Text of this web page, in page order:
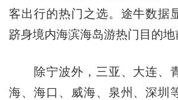
客出行的热门之选。途牛数据
跻身境内海滨海岛游热门目的地
除宁波外，三亚、大连、
海、海口、威海、泉州、深圳